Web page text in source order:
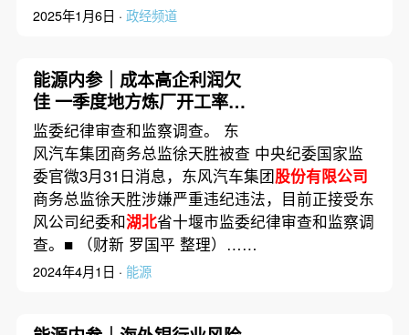
2025年1月6日 · 政经频道
能源内参｜成本高企利润欠
佳 一季度地方炼厂开工率不
及七成；国家电投上海能科
董事长李海瑜被查
监委纪律审查和监察调查。 东
风汽车集团商务总监徐天胜被查 中央纪委国家监
委官微3月31日消息，东风汽车集团股份有限公司
商务总监徐天胜涉嫌严重违纪违法，目前正接受东
风公司纪委和湖北省十堰市监委纪律审查和监察调
查。■ （财新 罗国平 整理）……
2024年4月1日 · 能源